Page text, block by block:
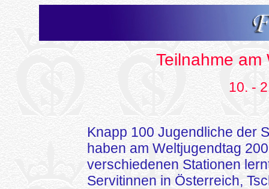
Teilnahme
10. -
Knapp 100 Jugendliche der
haben am Weltjugendtag
verschiedenen Stationen
Servitinnen in Österreich,